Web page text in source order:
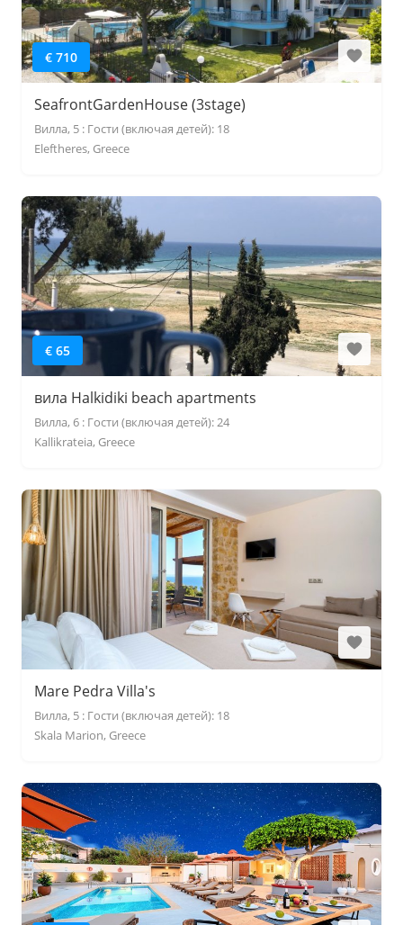
€ 710
SeafrontGardenHouse (3stage)
Вилла, 5 : Гости (включая детей): 18
Eleftheres, Greece
€ 65
вила Halkidiki beach apartments
Вилла, 6 : Гости (включая детей): 24
Kallikrateia, Greece
Mare Pedra Villa's
Вилла, 5 : Гости (включая детей): 18
Skala Marion, Greece